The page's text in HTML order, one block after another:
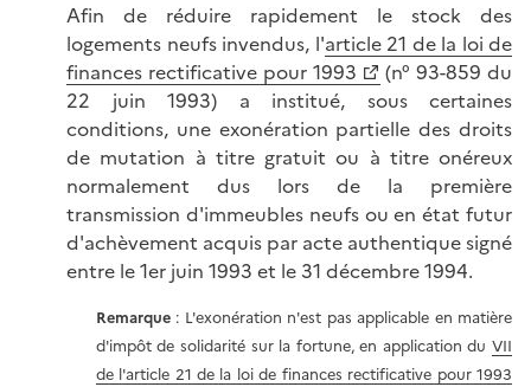
Afin de réduire rapidement le stock des
logements neufs invendus, l'article 21 de la loi de
finances rectificative pour 1993
(n° 93-859 du
22 juin 1993) a institué, sous certaines
conditions, une exonération partielle des droits
de mutation à titre gratuit ou à titre onéreux
normalement dus lors de la première
transmission d'immeubles neufs ou en état futur
d'achèvement acquis par acte authentique signé
entre le 1er juin 1993 et le 31 décembre 1994.
Remarque : L'exonération n'est pas applicable en matière
d'impôt de solidarité sur la fortune, en application du VII
de l'article 21 de la loi de finances rectificative pour 1993